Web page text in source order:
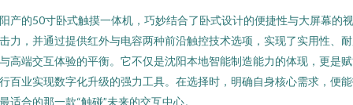
产的50寸卧式触摸一体机，巧妙结合了卧式设计的便捷性与大屏幕的
力，并通过提供红外与电容两种前沿触控技术选项，实现了实用性、
高端交互体验的平衡。它不仅是沈阳本地智能制造能力的体现，更是
百业实现数字化升级的强力工具。在选择时，明确自身核心需求，便
适合的那一款“触碰”未来的交互中心。